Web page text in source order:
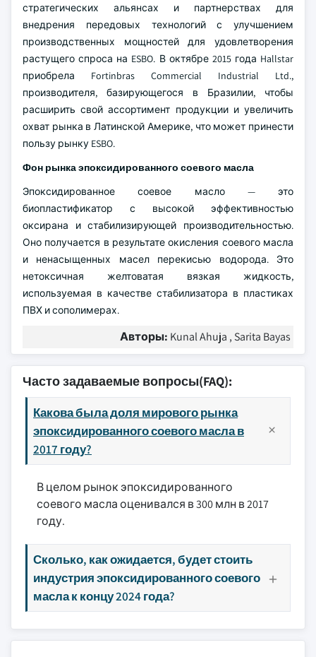
стратегических альянсах и партнерствах для
внедрения передовых технологий с улучшением
производственных мощностей для удовлетворения
растущего спроса на ESBO. В октябре 2015 года Hallstar
приобрела Fortinbras Commercial Industrial Ltd.,
производителя, базирующегося в Бразилии, чтобы
расширить свой ассортимент продукции и увеличить
охват рынка в Латинской Америке, что может принести
пользу рынку ESBO.
Фон рынка эпоксидированного соевого масла
Эпоксидированное соевое масло — это
биопластификатор с высокой эффективностью
оксирана и стабилизирующей производительностью.
Оно получается в результате окисления соевого масла
и ненасыщенных масел перекисью водорода. Это
нетоксичная желтоватая вязкая жидкость,
используемая в качестве стабилизатора в пластиках
ПВХ и сополимерах.
Авторы: Kunal Ahuja , Sarita Bayas
Часто задаваемые вопросы(FAQ):
Какова была доля мирового рынка
эпоксидированного соевого масла в
2017 году?
В целом рынок эпоксидированного
соевого масла оценивался в 300 млн в 2017
году.
Сколько, как ожидается, будет стоить
индустрия эпоксидированного соевого
масла к концу 2024 года?